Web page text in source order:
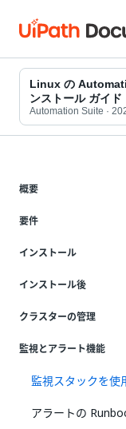
Linux の
ンストール ガイド
Automation Suite ·
概要
要件
インストール
インストール後
クラスターの管理
監視とアラート機能
監視スタックを使
アラートの